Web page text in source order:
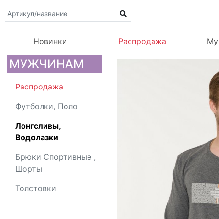
Новинки Распродажа
МУЖЧИНАМ
Распродажа
Футболки, Поло
Лонгсливы,
Водолазки
Брюки Спортивные ,
Шорты
Толстовки